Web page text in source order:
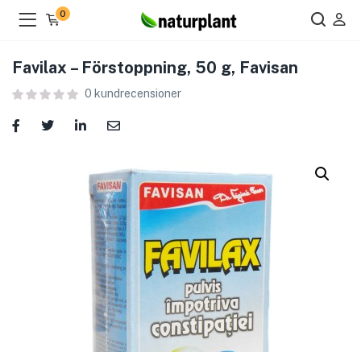
)
0
Favilax – Förstoppning, 50 g, Favisan
0 kundrecensioner